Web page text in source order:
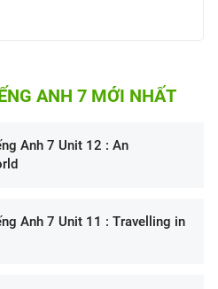
ANH 7 MỚI NHẤT
Anh 7 Unit 12 : An
Anh 7 Unit 11 : Travelling in